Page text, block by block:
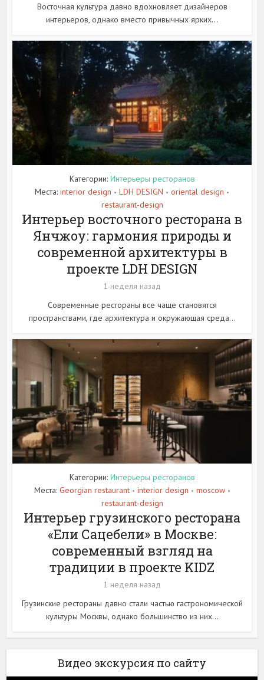
Восточная культура давно вдохновляет дизайнеров
интерьеров, однако вместо привычных ярких...
Категории: Интерьеры ресторанов
Места: interior design • LDH DESIGN • oriental design •
restaurant-design
Интерьер восточного ресторана в
Янчжоу: гармония природы и
современной архитектуры в
проекте LDH DESIGN
1 неделя назад
Современные рестораны все чаще становятся
пространствами, где архитектура и окружающая среда...
Категории: Интерьеры ресторанов
Места: Georgian restaurant • interior design • moscow •
restaurant-design
Интерьер грузинского ресторана
«Ели Сацебели» в Москве:
современный взгляд на
традиции в проекте KIDZ
1 неделя назад
Грузинские рестораны давно стали частью гастрономической
культуры Москвы, однако большинство из них...
Видео экскурсия по сайту